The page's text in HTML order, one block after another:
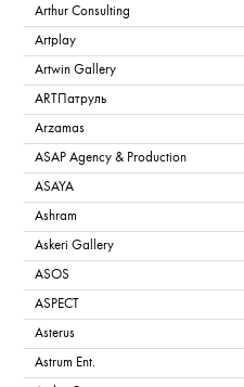
Arthur Consulting
Artplay
Artwin Gallery
ARTПатруль
Arzamas
ASAP Agency & Production
ASAYA
Ashram
Askeri Gallery
ASOS
ASPECT
Asterus
Astrum Ent.